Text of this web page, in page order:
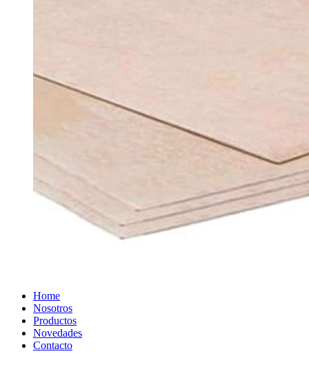
Home
Nosotros
Productos
Novedades
Contacto